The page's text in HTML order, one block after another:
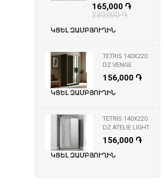
165,000 ֏
230,000 ֏
ԿՑԵԼ ԶԱՄԲՅՈՒՂԻՆ
TETRIS 140X220
DZ VENGE
156,000 ֏
ԿՑԵԼ ԶԱՄԲՅՈՒՂԻՆ
TETRIS 140X220
DZ ATELIE LIGHT
156,000 ֏
ԿՑԵԼ ԶԱՄԲՅՈՒՂԻՆ